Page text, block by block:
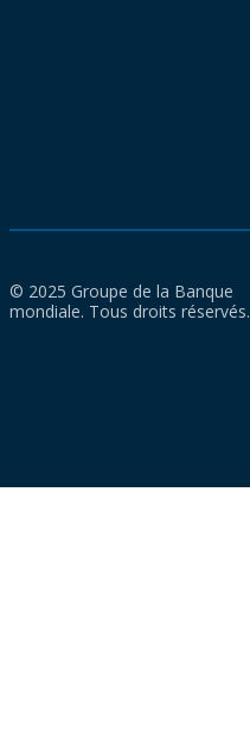
© 2025 Groupe de la Banque
mondiale. Tous droits réservés.